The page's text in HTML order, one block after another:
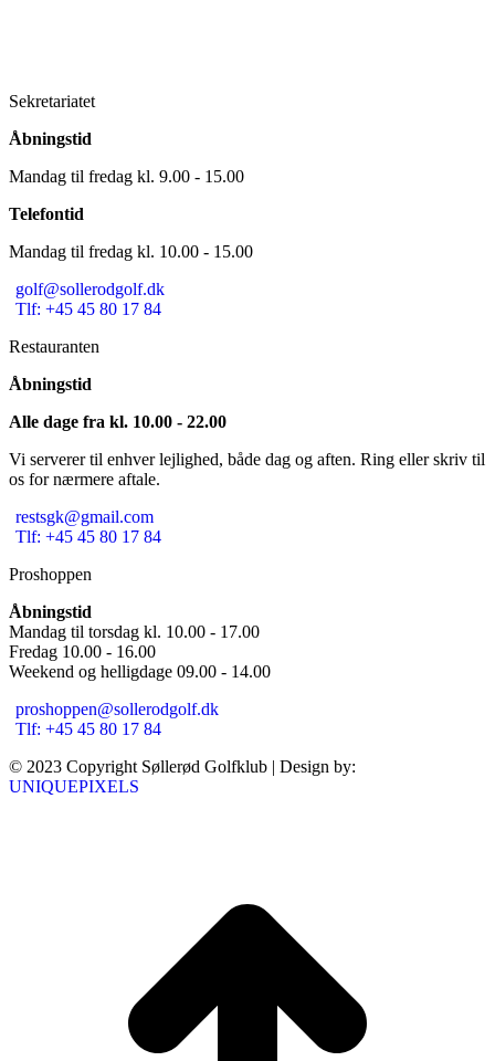
Sekretariatet
Åbningstid
Mandag til fredag kl. 9.00 - 15.00
Telefontid
Mandag til fredag kl. 10.00 - 15.00
golf@sollerodgolf.dk
Tlf: +45 45 80 17 84
Restauranten
Åbningstid
Alle dage fra kl. 10.00 - 22.00
Vi serverer til enhver lejlighed, både dag og aften. Ring eller skriv til
os for nærmere aftale.
restsgk@gmail.com
Tlf: +45 45 80 17 84
Proshoppen
Åbningstid
Mandag til torsdag kl. 10.00 - 17.00
Fredag 10.00 - 16.00
Weekend og helligdage 09.00 - 14.00
proshoppen@sollerodgolf.dk
Tlf: +45 45 80 17 84
© 2023 Copyright Søllerød Golfklub | Design by:
UNIQUEPIXELS